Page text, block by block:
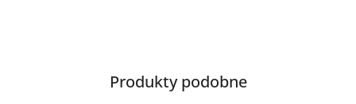
Pomiń karuzelę produktów
Produkty
Produkty podobne